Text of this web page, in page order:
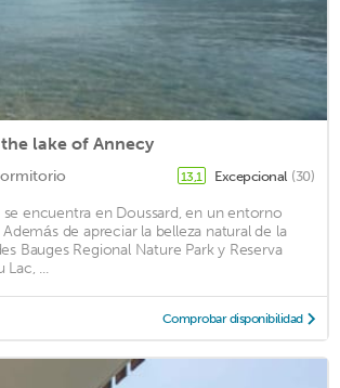
lake of Annecy
13,1 Excepcional (30)
encuentra en Doussard, en un entorno
de apreciar la belleza natural de la
Bauges Regional Nature Park y Reserva
Lac, ...
Comprobar disponibilidad